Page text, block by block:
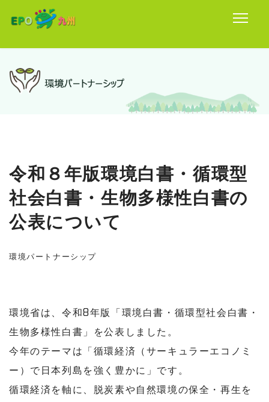
令和８年版環境白書・循環型
社会白書・生物多様性白書の
公表について
環境パートナーシップ
環境省は、令和8年版「環境白書・循環型社会白書・
生物多様性白書」を公表しました。
今年のテーマは「循環経済（サーキュラーエコノミ
ー）で日本列島を強く豊かに」です。
循環経済を軸に、脱炭素や自然環境の保全・再生を